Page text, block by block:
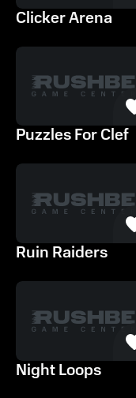
Clicker Arena
Puzzles For Clef
Ruin Raiders
Night Loops